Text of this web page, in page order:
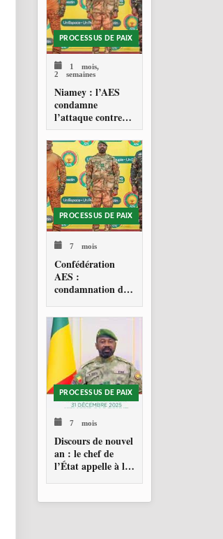
PROCESSUS DE PAIX
1 mois,
2 semaines
Niamey : l’AES
condamne
l’attaque contre
l’aéroport Diori
Hamani
PROCESSUS DE PAIX
7 mois
Confédération
AES :
condamnation de
américaine au
Venezuela
PROCESSUS DE PAIX
7 mois
Discours de nouvel
an : le chef de
l’État appelle à la